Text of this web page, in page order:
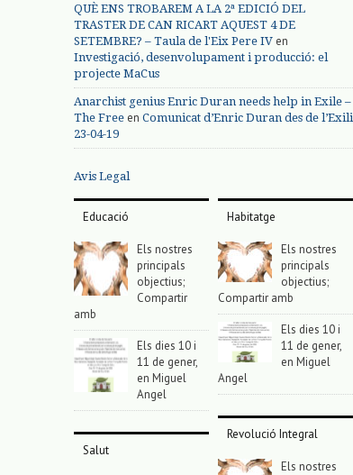
QUÈ ENS TROBAREM A LA 2ª EDICIÓ DEL
TRASTER DE CAN RICART AQUEST 4 DE
SETEMBRE? – Taula de l'Eix Pere IV en
Investigació, desenvolupament i producció: el
projecte MaCus
Anarchist genius Enric Duran needs help in Exile –
The Free en Comunicat d’Enric Duran des de l’Exili
23-04-19
Avis Legal
Educació
Els nostres
principals
objectius;
Compartir
amb
Els dies 10 i
11 de gener,
en Miguel
Angel
Salut
Habitatge
Els nostres
principals
objectius;
Compartir amb
Els dies 10 i
11 de gener,
en Miguel
Angel
Revolució Integral
Els nostres